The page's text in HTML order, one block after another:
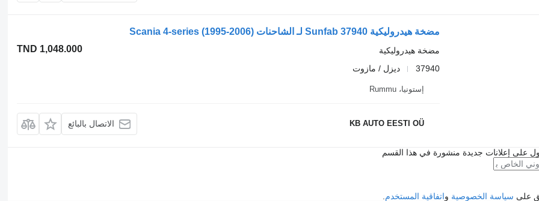
مضخة هيدروليكية Sunfab 37940 لـ الشاحنات Scania 4-series (1995-2006)
TND 1,048.000
مضخة هيدروليكية
37940
ديزل / مازوت
إستونيا، Rummu
KB AUTO EESTI OÜ الاتصال بالبائع
على إعلانات جديدة منشورة في هذا القسم
على سياسة الخصوصية واتفاقية المستخدم